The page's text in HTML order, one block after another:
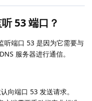
53 端口？
听端口 53 是因为它需要与
服务器进行通信。
向端口 53 发送请求。